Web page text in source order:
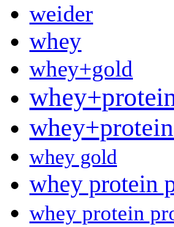
weider
whey
whey+gold
whey gold
whey protein
whey protein